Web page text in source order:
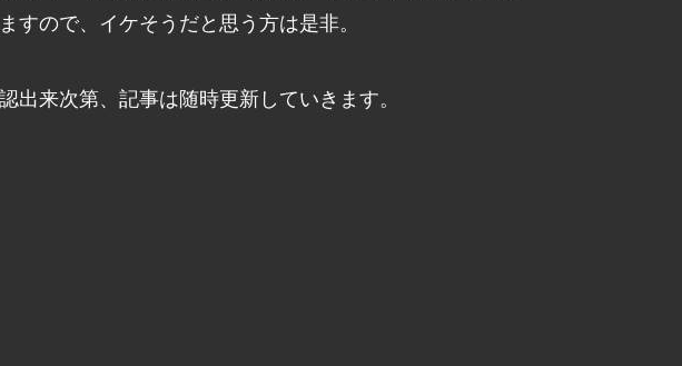
すので、イケそうだと思う方は是非。
出来次第、記事は随時更新していきます。